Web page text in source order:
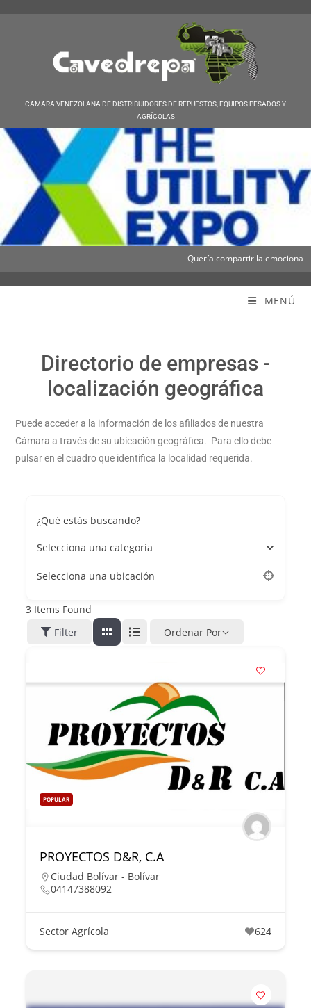
CAMARA VENEZOLANA DE DISTRIBUIDORES DE REPUESTOS, EQUIPOS PESADOS Y
AGRÍCOLAS
Quería compartir la
MENÚ
Directorio de empresas -
localización geográfica
Puede acceder a la información de los afiliados de nuestra
Cámara a través de su ubicación geográfica. Para ello debe
pulsar en el cuadro que identifica la localidad requerida.
¿Qué estás buscando?
Selecciona una categoría
Selecciona una ubicación
3 Items Found
Filter
Ordenar Por
POPULAR
PROYECTOS D&R, C.A
Ciudad Bolívar - Bolívar
04147388092
Sector Agrícola 624